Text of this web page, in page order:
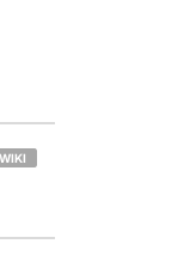
WIKI